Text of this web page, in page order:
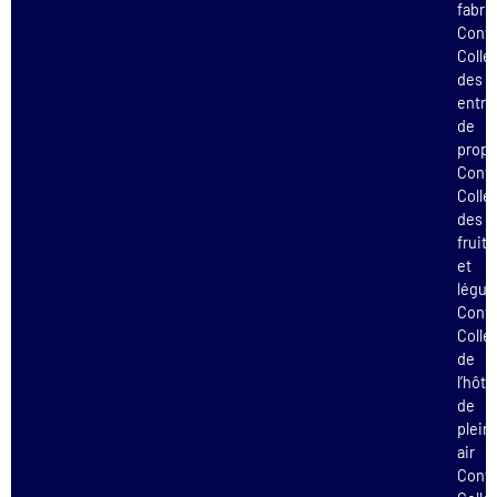
des
de
des
fruits
et
de
de
plein
air